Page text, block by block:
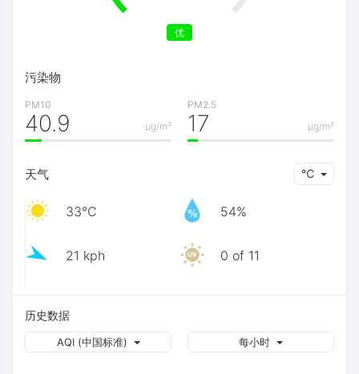
优
污染物
PM10
μg/m³
40.9
PM2.5
μg/m³
17
天气 ℃
33℃ 54%
21 kph 0 of 11
历史数据
每小时
AQI (中国标准)